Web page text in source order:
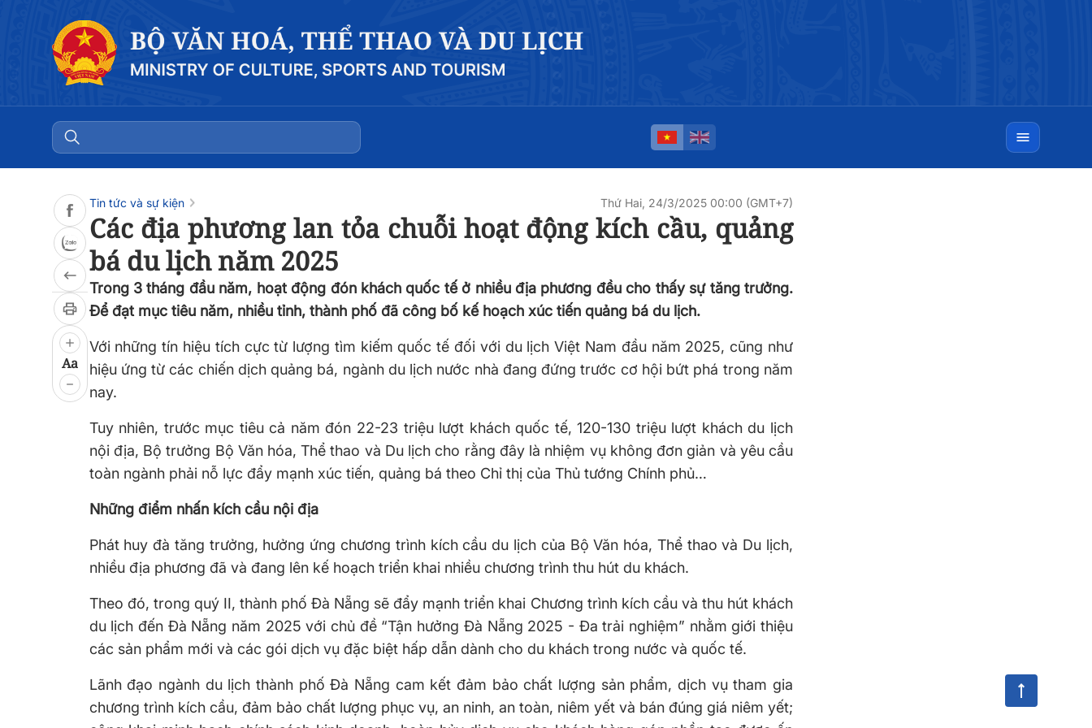
Aa
Tin tức và sự kiện Thứ Hai, 24/3/2025 00:00 (GMT+7)
Các địa phương lan tỏa chuỗi hoạt động kích cầu, quảng
bá du lịch năm 2025
Trong 3 tháng đầu năm, hoạt động đón khách quốc tế ở nhiều địa phương đều cho thấy sự tăng trưởng.
Để đạt mục tiêu năm, nhiều tỉnh, thành phố đã công bố kế hoạch xúc tiến quảng bá du lịch.
Với những tín hiệu tích cực từ lượng tìm kiếm quốc tế đối với du lịch Việt Nam đầu năm 2025, cũng như
hiệu ứng từ các chiến dịch quảng bá, ngành du lịch nước nhà đang đứng trước cơ hội bứt phá trong năm
nay.
Tuy nhiên, trước mục tiêu cả năm đón 22-23 triệu lượt khách quốc tế, 120-130 triệu lượt khách du lịch
nội địa, Bộ trưởng Bộ Văn hóa, Thể thao và Du lịch cho rằng đây là nhiệm vụ không đơn giản và yêu cầu
toàn ngành phải nỗ lực đẩy mạnh xúc tiến, quảng bá theo Chỉ thị của Thủ tướng Chính phủ…
Những điểm nhấn kích cầu nội địa
Phát huy đà tăng trưởng, hưởng ứng chương trình kích cầu du lịch của Bộ Văn hóa, Thể thao và Du lịch,
nhiều địa phương đã và đang lên kế hoạch triển khai nhiều chương trình thu hút du khách.
Theo đó, trong quý II, thành phố Đà Nẵng sẽ đẩy mạnh triển khai Chương trình kích cầu và thu hút khách
du lịch đến Đà Nẵng năm 2025 với chủ đề “Tận hưởng Đà Nẵng 2025 - Đa trải nghiệm” nhằm giới thiệu
các sản phẩm mới và các gói dịch vụ đặc biệt hấp dẫn dành cho du khách trong nước và quốc tế.
Lãnh đạo ngành du lịch thành phố Đà Nẵng cam kết đảm bảo chất lượng sản phẩm, dịch vụ tham gia
chương trình kích cầu, đảm bảo chất lượng phục vụ, an ninh, an toàn, niêm yết và bán đúng giá niêm yết;
0:00 0:00